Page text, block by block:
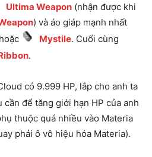
Ultima Weapon (nhận được khi
) và áo giáp mạnh nhất
hoặc Mystile. Cuối cùng
.
có 9.999 HP, lắp cho anh ta
cần để tăng giới hạn HP của anh
thuộc quá nhiều vào Materia
phải ô vô hiệu hóa Materia).